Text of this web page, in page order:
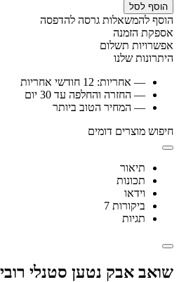
הוסף לסל
הוסף להמשאלות גרסה להדפסה
אספקת הזמנה
אפשרויות תשלום
היתרונות שלנו
— אחריות: 12 חודשי אחריות
— החזרה והחלפה עד 30 יום
— המחיר הטוב ביותר
חיפוש מוצרים דומים
תיאור
תכונות
וידאו
ביקורות 7
תגיות
שואב אבק נטען סטנלי רובי 5